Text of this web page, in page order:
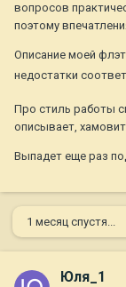
вопросов
поэтому
Описание моей
недостатки
Про стиль работы
описывает,
Выпадет еще раз
1 месяц спустя...
Юля_1